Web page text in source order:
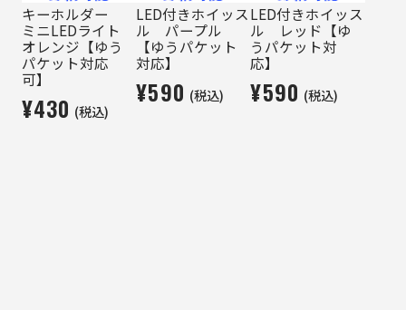
キーホルダー
ミニLEDライト
オレンジ【ゆう
パケット対応
可】
¥430 (税込)
LED付きホイッス
ル パープル
【ゆうパケット
対応】
¥590 (税込)
LED付きホイッス
ル レッド【ゆ
うパケット対
応】
¥590 (税込)